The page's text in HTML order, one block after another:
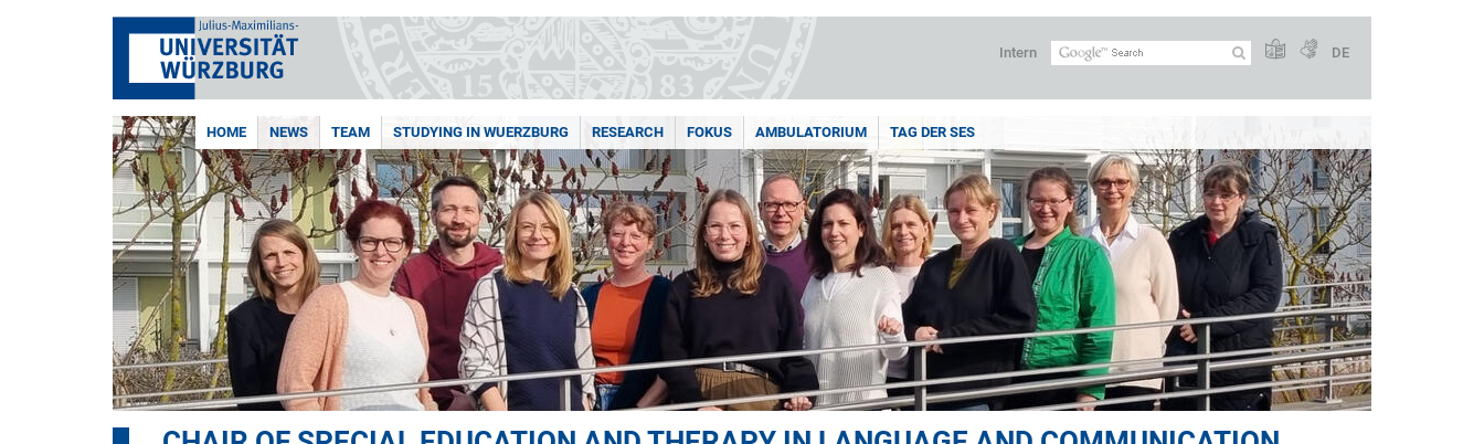
Intern DE
HOME NEWS TEAM STUDYING IN WUERZBURG RESEARCH FOKUS AMBULATORIUM TAG DER SES